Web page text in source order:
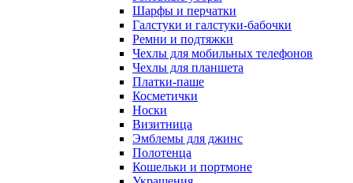
Шарфы и перчатки
Галстуки и галстуки-бабочки
Ремни и подтяжки
Чехлы для мобильных телефонов
Чехлы для планшета
Платки-паше
Косметички
Носки
Визитница
Эмблемы для джинс
Полотенца
Кошельки и портмоне